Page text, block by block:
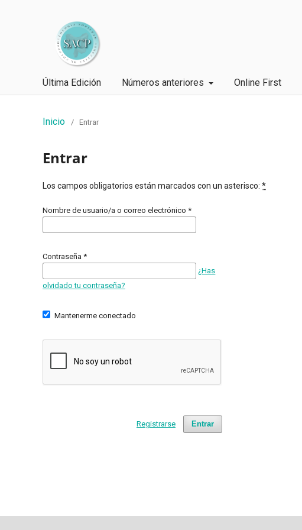
Última Edición Números anteriores Online First
Inicio / Entrar
Entrar
Los campos obligatorios están marcados con un asterisco: *
Nombre de usuario/a o correo electrónico *
Contraseña *
¿Has
olvidado tu contraseña?
Mantenerme conectado
Entrar
Registrarse